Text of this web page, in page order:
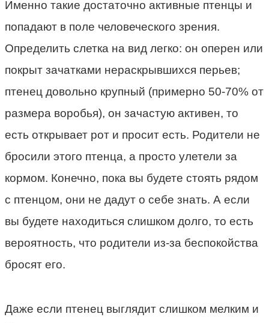
Именно такие достаточно активные птенцы и
попадают в поле человеческого зрения.
Определить слетка на вид легко: он оперен или
покрыт зачатками нераскрывшихся перьев;
птенец довольно крупный (примерно 50-70% от
размера воробья), он зачастую активен, то
есть открывает рот и просит есть. Родители не
бросили этого птенца, а просто улетели за
кормом. Конечно, пока вы будете стоять рядом
с птенцом, они не дадут о себе знать. А если
вы будете находиться слишком долго, то есть
вероятность, что родители из-за беспокойства
бросят его.
Даже если птенец выглядит слишком мелким и